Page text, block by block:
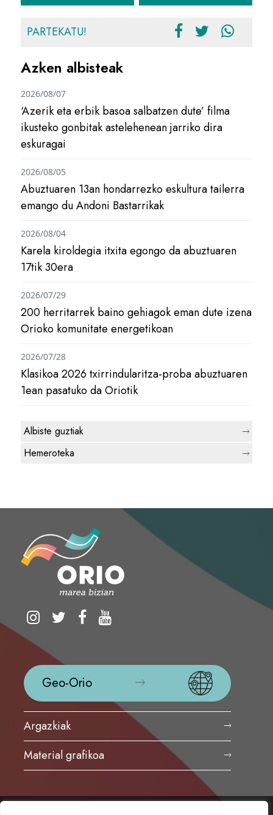
PARTEKATU!
Azken albisteak
‘Azerik eta erbik basoa salbatzen dute’ filma
ikusteko gonbitak astelehenean jarriko dira
eskuragai
2026/08/07
Abuztuaren 13an hondarrezko eskultura tailerra
emango du Andoni Bastarrikak
2026/08/05
Karela kiroldegia itxita egongo da abuztuaren
17tik 30era
2026/08/04
200 herritarrek baino gehiagok eman dute izena
Orioko komunitate energetikoan
2026/07/29
Klasikoa 2026 txirrindularitza-proba abuztuaren
1ean pasatuko da Oriotik
2026/07/28
Albiste guztiak
Hemeroteka
Geo-Orio
Argazkiak
Material grafikoa